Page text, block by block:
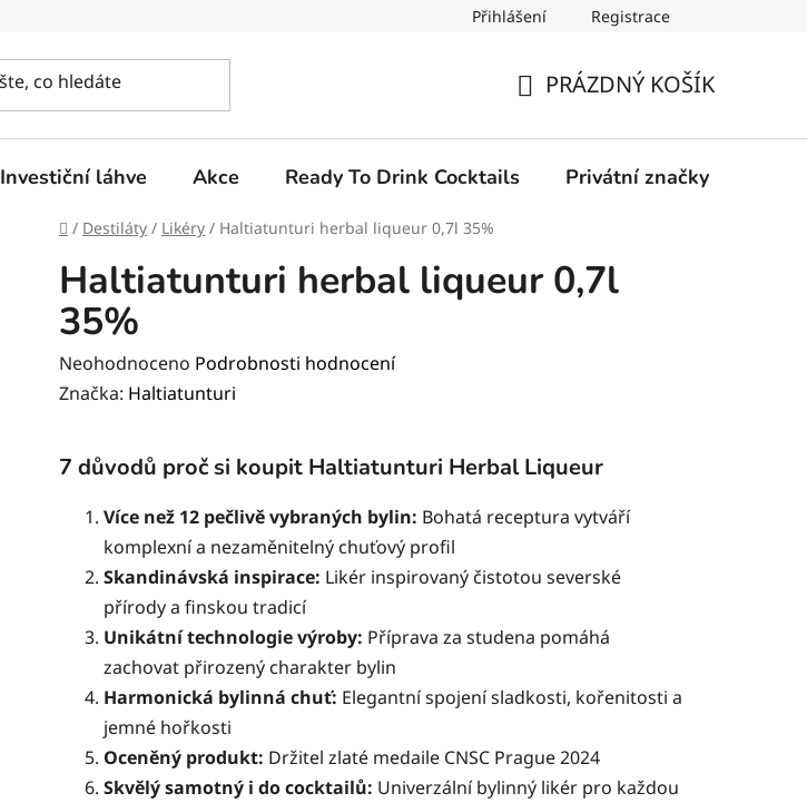
Přihlášení Registrace
KOŠÍK
PRÁZDNÝ KOŠÍK
Investiční láhve Akce Ready To Drink Cocktails Privátní značky
Domů
/ Destiláty / Likéry / Haltiatunturi herbal liqueur 0,7l 35%
Haltiatunturi herbal liqueur 0,7l
35%
Průměrné
hodnocení
0,0
hvězdiček.
Neohodnoceno Podrobnosti hodnocení
Značka: Haltiatunturi
7 důvodů proč si koupit Haltiatunturi Herbal Liqueur
Více než 12 pečlivě vybraných bylin: Bohatá receptura vytváří
komplexní a nezaměnitelný chuťový profil
Skandinávská inspirace: Likér inspirovaný čistotou severské
přírody a finskou tradicí
Unikátní technologie výroby: Příprava za studena pomáhá
zachovat přirozený charakter bylin
Harmonická bylinná chuť: Elegantní spojení sladkosti, kořenitosti a
jemné hořkosti
Oceněný produkt: Držitel zlaté medaile CNSC Prague 2024
Skvělý samotný i do cocktailů: Univerzální bylinný likér pro každou